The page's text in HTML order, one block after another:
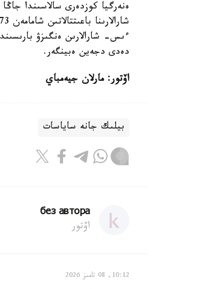
ءىس- شارالارىن ەنگىزۋ
دەدى دجەين ەبينگەر.
اۆتور: مارلان جيەمباي
بيلىك جانە ساياسات
без автора
اۆتور
10:12, 08 تامىز 2026